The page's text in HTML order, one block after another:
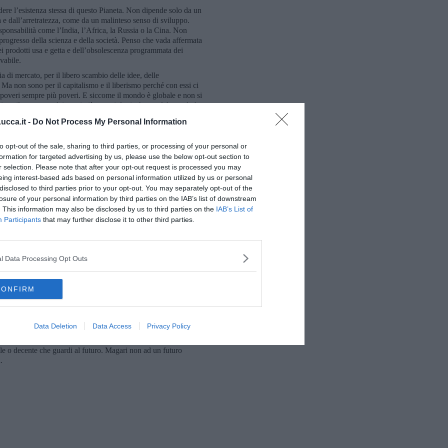
- Do Not Process My Personal Information
opt-out of the sale, sharing to third parties, or processing of your personal or
for targeted advertising by us, please use the below opt-out section to
selection. Please note that after your opt-out request is processed you may
interest-based ads based on personal information utilized by us or personal
to third parties prior to your opt-out. You may separately opt-out of the
of your personal information by third parties on the IAB’s list of downstream
This information may also be disclosed by us to third parties on the IAB’s List of
Participants that may further disclose it to other third parties.
Data Processing Opt Outs
Data Deletion Data Access Privacy Policy
l’esistenza stessa di questo Pianeta. Non dipende solo da un
dall’arretratezza, come da un malinteso senso di sviluppo.
come l’India, l’Africa, la Russia o la Cina. Non
della scienza e della società. Penso che vada affermata
usa e getta e dell’obsolescenza programmata dei
di mercato, per il libero scambio delle idee, delle
non sono per il capitalismo e il liberismo perché con essi ci
sempre più poveri. E siccome il mondo è globale e non si
e il progresso dei paesi più poveri, la ricchezza del mondo ha
la ricchezza del mondo è data. Può crescere solo
e tecnologico lo consentono. La crisi è proprio questa: le
non con una distribuzione equa e con un prelievo
sopratutto a danno dei paesi ad economia debole e dei ceti
dei ceti medi che si impoveriscono e s’incazzano. I
e le loro ricchezze finanziarie crescono velocemente e
sono la risposta all’incapacità del mondo di darsi nuove
dei blocchi contrapposti. La promessa della
sicurezza sociale, non si è avverata e tutti si scagliano contro
sua forma rappresentativa e delegata. Che invece, non è
diretta o per via informatica te la raccomando... Sono
in un sistema libero e democratico, ma non per
di tale sistema. Credo nell’integrazione tra pubblico e
più fascino delle risposte. Le risposte spesso sono troppo
cambiare i nomi delle idee e delle cose, se non vanno più di
Ovviamente sono punti di vista. E ogni punto di vista
un punto. Al di là dello schematismo dell’esposizione, il mio
mi fa venire i brividi, mi piacciono i “se” e i “ma”, in genere.
le idee altrui, ad arrestarmi davanti al segreto di ogni
prima di condannare. E poiché sono in vena di
detesto i fanatici con tutta l'anima”. Così il mio pensiero,
Debole sono io. Cerco solo di armeggiare ad una
o decente che guardi al futuro. Magari non ad un futuro